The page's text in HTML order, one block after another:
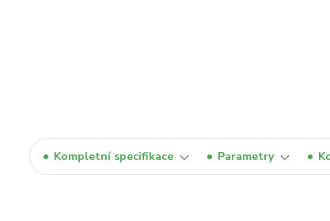
Kompletní specifikace Parametry